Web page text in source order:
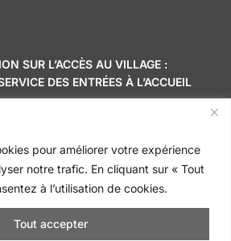
pour améliorer votre expérience
notre trafic. En cliquant sur « Tout
à l’utilisation de cookies.
Tout accepter
SUR L’ACCÈS AU VILLAGE :
DES ENTRÉES À L’ACCUEIL
VILLAGE NATURISTE : 04 67
Politique confidentialit & Cookies
Cap Communication